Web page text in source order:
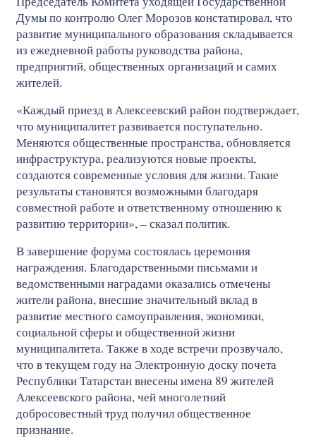
Думы по контролю Олег Морозов констатировал, что
развитие муниципального образования складывается
из ежедневной работы руководства района,
предприятий, общественных организаций и самих
жителей.
«Каждый приезд в Алексеевский район подтверждает,
что муниципалитет развивается поступательно.
Меняются общественные пространства, обновляется
инфраструктура, реализуются новые проекты,
создаются современные условия для жизни. Такие
результаты становятся возможными благодаря
совместной работе и ответственному отношению к
развитию территории», – сказал политик.
В завершение форума состоялась церемония
награждения. Благодарственными письмами и
ведомственными наградами оказались отмечены
жители района, внесшие значительный вклад в
развитие местного самоуправления, экономики,
социальной сферы и общественной жизни
муниципалитета. Также в ходе встречи прозвучало,
что в текущем году на Электронную доску почета
Республики Татарстан внесены имена 89 жителей
Алексеевского района, чей многолетний
добросовестный труд получил общественное
признание.